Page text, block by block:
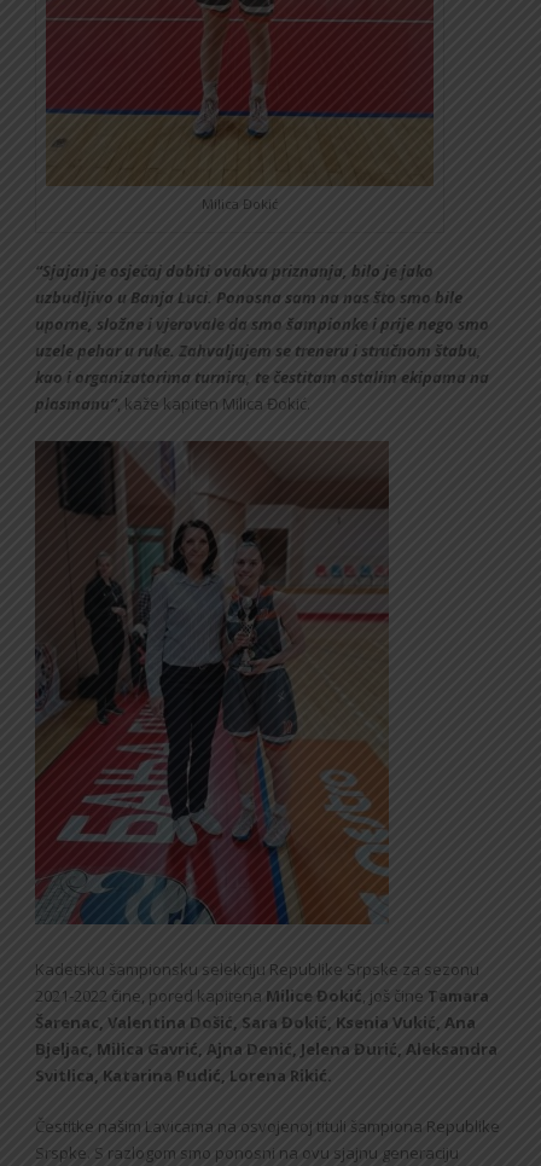
Milica Đokić
“Sjajan je osjećaj dobiti ovakva priznanja, bilo je jako
uzbudljivo u Banja Luci. Ponosna sam na nas što smo bile
uporne, složne i vjerovale da smo šampionke i prije nego smo
uzele pehar u ruke. Zahvaljujem se treneru i stručnom štabu,
kao i organizatorima turnira, te čestitam ostalim ekipama na
plasmanu”, kaže kapiten Milica Đokić.
Kadetsku šampionsku selekciju Republike Srpske za sezonu
2021-2022 čine, pored kapitena Milice Đokić, još čine Tamara
Šarenac, Valentina Došić, Sara Đokić, Ksenia Vukić, Ana
Bjeljac, Milica Gavrić, Ajna Denić, Jelena Đurić, Aleksandra
Svitlica, Katarina Pudić, Lorena Rikić.
Čestitke našim Lavicama na osvojenoj tituli šampiona Republike
Srspke. S razlogom smo ponosni na ovu sjajnu generaciju